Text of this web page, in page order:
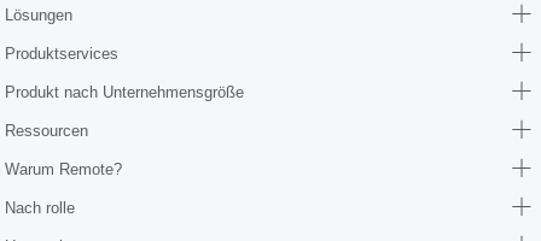
Lösungen
Produktservices
Produkt nach Unternehmensgröße
Ressourcen
Warum Remote?
Nach rolle